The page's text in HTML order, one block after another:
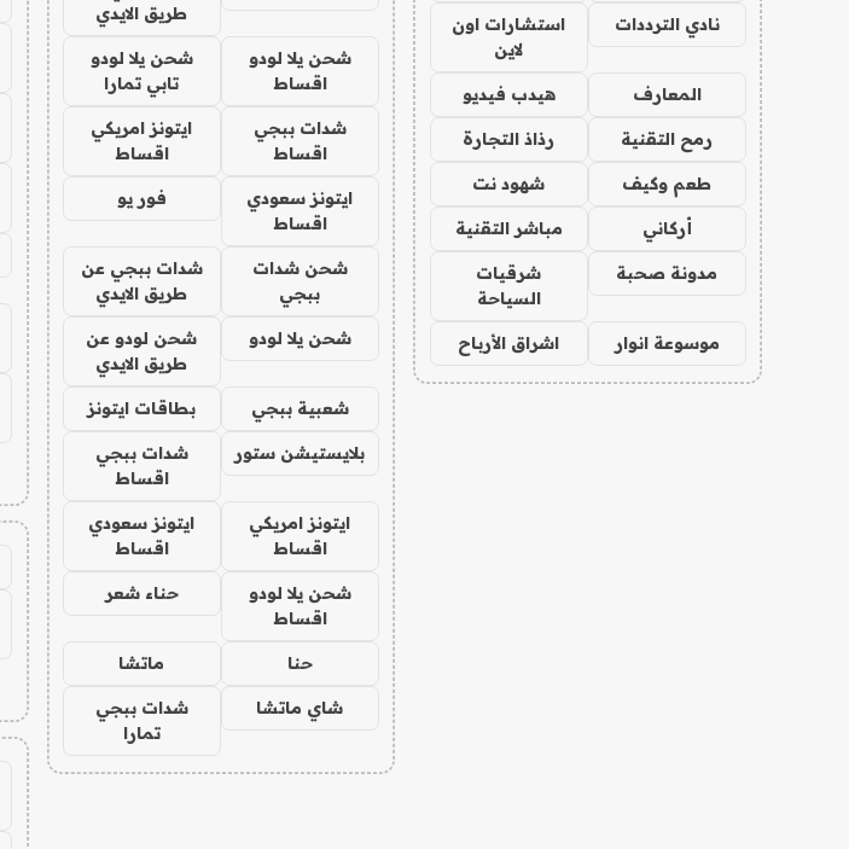
نادي الترددات
استشارات اون
لاين
المعارف هيدب فيديو
رمح التقنية رذاذ التجارة
طعم وكيف شهود نت
أركاني مباشر التقنية
مدونة صحبة
شرقيات
السياحة
موسوعة انوار اشراق الأرباح
طريق الايدي
شحن يلا لودو
اقساط
شحن يلا لودو
تابي تمارا
شدات ببجي
اقساط
ايتونز امريكي
اقساط
ايتونز سعودي
اقساط
فور يو
شحن شدات
ببجي
شدات ببجي عن
طريق الايدي
شحن يلا لودو
شحن لودو عن
طريق الايدي
شعبية ببجي بطاقات ايتونز
بلايستيشن ستور
شدات ببجي
اقساط
ايتونز امريكي
اقساط
ايتونز سعودي
اقساط
شحن يلا لودو
اقساط
حناء شعر
حنا ماتشا
شاي ماتشا
شدات ببجي
تمارا